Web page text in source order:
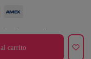
carrito
reservados.